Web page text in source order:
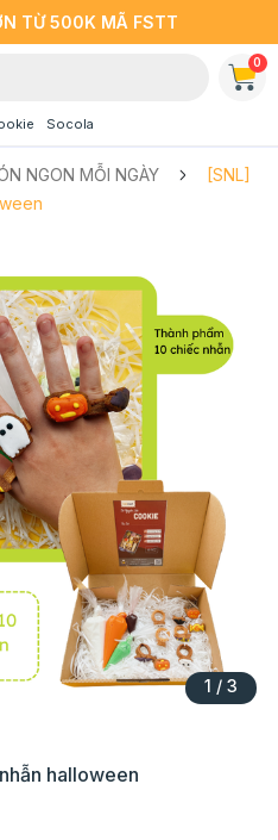
TỪ 500K MÃ FSTT
Socola
0
NGON MỖI NGÀY
[SNL]
1 / 3
halloween